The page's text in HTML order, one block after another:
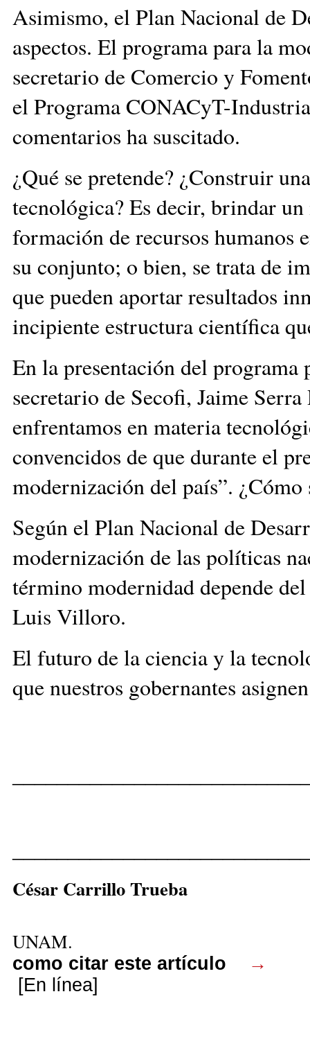
Asimismo, el Plan Nacional de
aspectos. El programa para la
secretario de Comercio y
el Programa CONACyT-
comentarios ha suscitado.
¿Qué se pretende? ¿Construir
tecnológica? Es decir, brindar
formación de recursos humanos
su conjunto; o bien, se trata de
que pueden aportar resultados
incipiente estructura científica
En la presentación del
secretario de Secofi, Jaime
enfrentamos en materia
convencidos de que durante el
modernización del país”. ¿Cómo
Según el Plan Nacional de
modernización de las políticas
término modernidad depende
Luis Villoro.
El futuro de la ciencia y la
que nuestros gobernantes
César Carrillo
UNAM.
como citar este artículo
→
[En línea]